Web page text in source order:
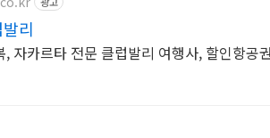
리
, 자카르타 전문 클럽발리 여행사, 할인항공